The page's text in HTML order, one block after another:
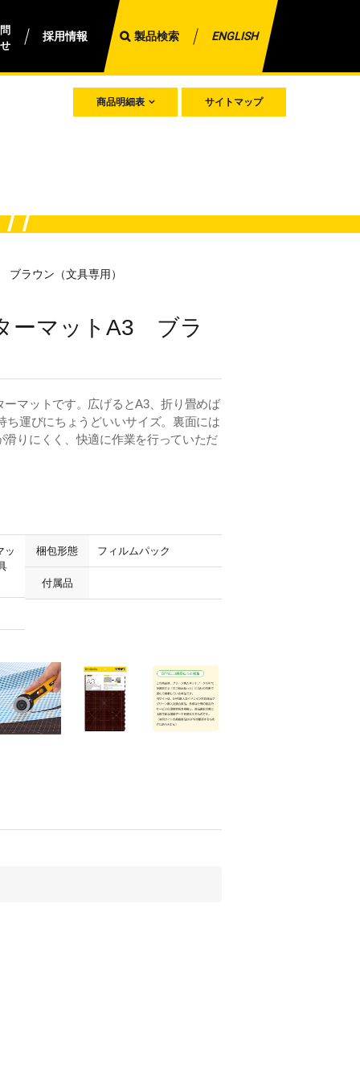
採用情報 製品検索 ENGLISH
商品明細表 サイトマップ
ラウン（文具専用）
ーマットA3 ブラ
マットです。広げるとA3、折り畳めば
ち運びにちょうどいいサイズ。裏面には
りにくく、快適に作業を行っていただ
ッ
梱包形態 フィルムパック
付属品